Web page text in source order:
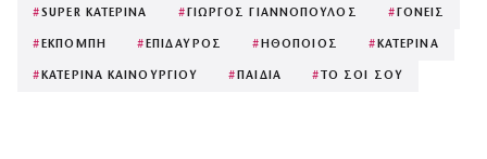
#SUPER ΚΑΤΕΡΙΝΑ #ΓΙΩΡΓΟΣ ΓΙΑΝΝΟΠΟΥΛΟΣ #ΓΟΝΕΙΣ
#ΕΚΠΟΜΠΗ #ΕΠΙΔΑΥΡΟΣ #ΗΘΟΠΟΙΟΣ #ΚΑΤΕΡΙΝΑ
#ΚΑΤΕΡΙΝΑ ΚΑΙΝΟΥΡΓΙΟΥ #ΠΑΙΔΙΑ # ΤΟ ΣΟΙ ΣΟΥ